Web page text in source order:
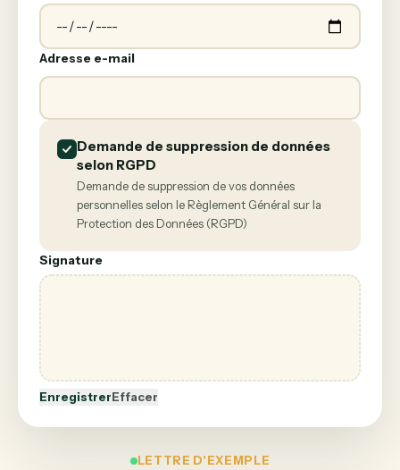
Adresse e-mail
Demande de suppression de données
selon RGPD
Demande de suppression de vos données
personnelles selon le Règlement Général sur la
Protection des Données (RGPD)
Signature
EnregistrerEffacer
LETTRE D'EXEMPLE